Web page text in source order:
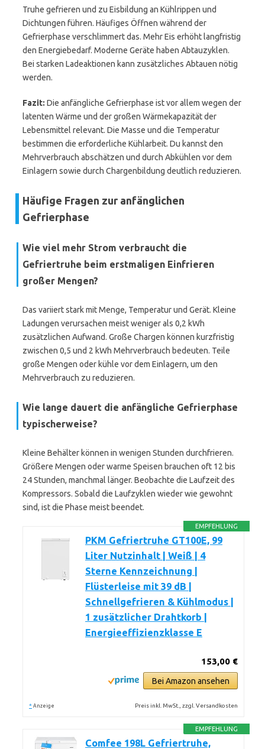
Truhe gefrieren und zu Eisbildung an Kühlrippen und
Dichtungen führen. Häufiges Öffnen während der
Gefrierphase verschlimmert das. Mehr Eis erhöht langfristig
den Energiebedarf. Moderne Geräte haben Abtauzyklen.
Bei starken Ladeaktionen kann zusätzliches Abtauen nötig
werden.
Fazit: Die anfängliche Gefrierphase ist vor allem wegen der
latenten Wärme und der großen Wärmekapazität der
Lebensmittel relevant. Die Masse und die Temperatur
bestimmen die erforderliche Kühlarbeit. Du kannst den
Mehrverbrauch abschätzen und durch Abkühlen vor dem
Einlagern sowie durch Chargenbildung deutlich reduzieren.
Häufige Fragen zur anfänglichen
Gefrierphase
Wie viel mehr Strom verbraucht die
Gefriertruhe beim erstmaligen Einfrieren
großer Mengen?
Das variiert stark mit Menge, Temperatur und Gerät. Kleine
Ladungen verursachen meist weniger als 0,2 kWh
zusätzlichen Aufwand. Große Chargen können kurzfristig
zwischen 0,5 und 2 kWh Mehrverbrauch bedeuten. Teile
große Mengen oder kühle vor dem Einlagern, um den
Mehrverbrauch zu reduzieren.
Wie lange dauert die anfängliche Gefrierphase
typischerweise?
Kleine Behälter können in wenigen Stunden durchfrieren.
Größere Mengen oder warme Speisen brauchen oft 12 bis
24 Stunden, manchmal länger. Beobachte die Laufzeit des
Kompressors. Sobald die Laufzyklen wieder wie gewohnt
sind, ist die Phase meist beendet.
EMPFEHLUNG
PKM Gefriertruhe GT100E, 99
Liter Nutzinhalt | Weiß | 4
Sterne Kennzeichnung |
Flüsterleise mit 39 dB |
Schnellgefrieren & Kühlmodus |
1 zusätzlicher Drahtkorb |
Energieeffizienzklasse E
153,00 €
Bei Amazon ansehen
* Anzeige Preis inkl. MwSt., zzgl. Versandkosten
EMPFEHLUNG
Comfee 198L Gefriertruhe,